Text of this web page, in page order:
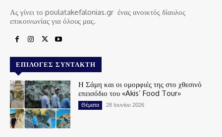
Ας γίνει το poulatakefalonias.gr ένας ανοικτός δίαυλος
επικοινωνίας για όλους μας.
ΕΠΙΛΟΓΈΣ ΣΥΝΤΆΚΤΗ
Η Σάμη και οι ομορφιές της στο χθεσινό
επεισόδιο του «Akis’ Food Tour»
Θέματα 28 Ιουνίου 2026